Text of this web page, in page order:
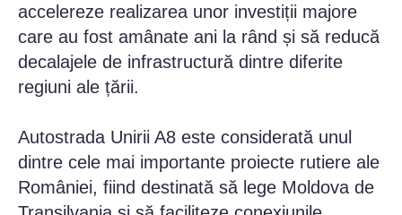
accelereze realizarea unor investiții majore
care au fost amânate ani la rând și să reducă
decalajele de infrastructură dintre diferite
regiuni ale țării.
Autostrada Unirii A8 este considerată unul
dintre cele mai importante proiecte rutiere ale
României, fiind destinată să lege Moldova de